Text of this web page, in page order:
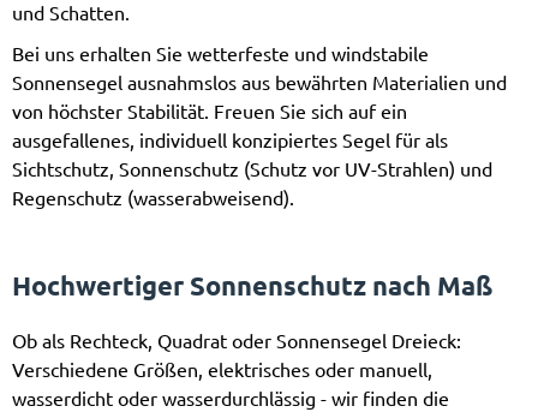
und Schatten.
Bei uns erhalten Sie wetterfeste und windstabile
Sonnensegel ausnahmslos aus bewährten Materialien und
von höchster Stabilität. Freuen Sie sich auf ein
ausgefallenes, individuell konzipiertes Segel für als
Sichtschutz, Sonnenschutz (Schutz vor UV-Strahlen) und
Regenschutz (wasserabweisend).
Hochwertiger Sonnenschutz nach Maß
Ob als Rechteck, Quadrat oder Sonnensegel Dreieck:
Verschiedene Größen, elektrisches oder manuell,
wasserdicht oder wasserdurchlässig - wir finden die